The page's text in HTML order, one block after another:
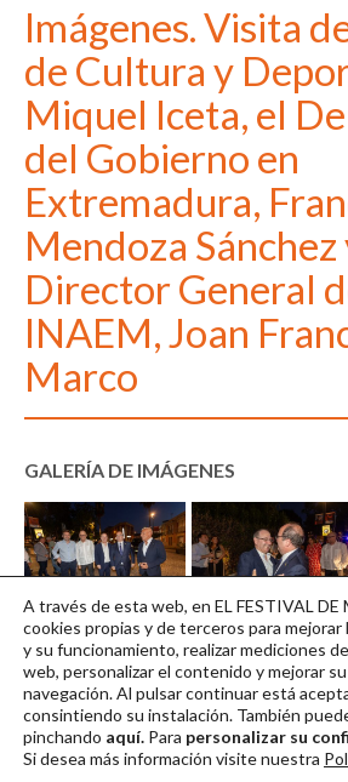
Imágenes. Visita
de Cultura y
Miquel Iceta, el
del Gobierno en
Extremadura,
Mendoza Sánchez
Director General
INAEM, Joan
Marco
GALERÍA DE IMÁGENES
Fes205 010723
Descargar en alta
Fes201 010723
Descargar en alta
A través de esta web, en EL FESTIVAL DE
cookies propias y de terceros para
y su funcionamiento, realizar mediciones
web, personalizar el contenido y mejorar
navegación. Al pulsar continuarestá
consintiendo su instalación. También
pinchando aquí. Para personalizar su
Si desea más información visite nuestra